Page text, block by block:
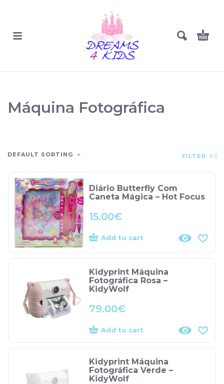
Máquina Fotográfica
DEFAULT SORTING FILTER
Diário Butterfly Com
Caneta Mágica – Hot Focus
15.00€
Add to cart
Kidyprint Máquina
Fotográfica Rosa –
KidyWolf
79.00€
Add to cart
Kidyprint Máquina
Fotográfica Verde –
KidyWolf